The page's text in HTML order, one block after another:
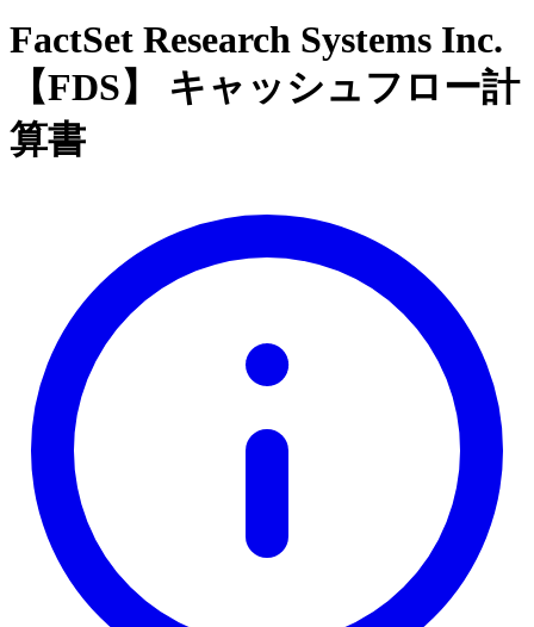
FactSet Research Systems Inc.
【FDS】 キャッシュフロー計
算書